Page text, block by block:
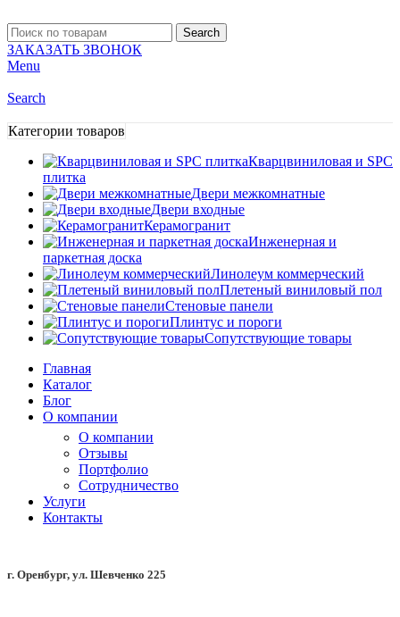
Search
ЗАКАЗАТЬ ЗВОНОК
Menu
Search
Категории товаров
Кварцвиниловая и SPC
плитка
Двери межкомнатные
Двери входные
Керамогранит
Инженерная и
паркетная доска
Линолеум коммерческий
Плетеный виниловый пол
Стеновые панели
Плинтус и пороги
Сопутствующие товары
Главная
Каталог
Блог
О компании
О компании
Отзывы
Портфолио
Сотрудничество
Услуги
Контакты
г. Оренбург, ул. Шевченко 225